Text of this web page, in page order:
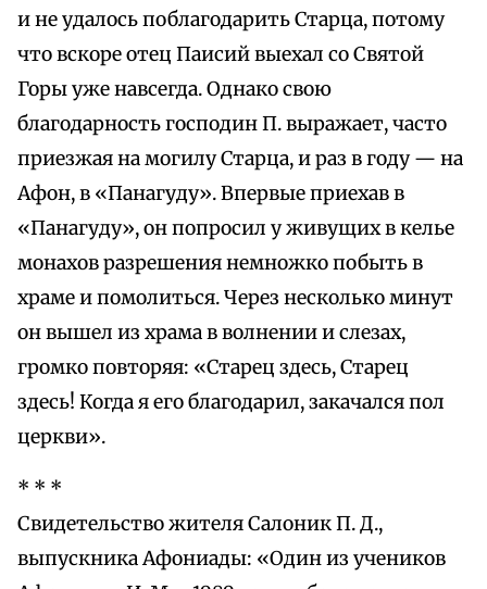
и не удалось поблагодарить Старца, потому
что вскоре отец Паисий выехал со Святой
Горы уже навсегда. Однако свою
благодарность господин П. выражает, часто
приезжая на могилу Старца, и раз в году — на
Афон, в «Панагуду». Впервые приехав в
«Панагуду», он попросил у живущих в келье
монахов разрешения немножко побыть в
храме и помолиться. Через несколько минут
он вышел из храма в волнении и слезах,
громко повторяя: «Старец здесь, Старец
здесь! Когда я его благодарил, закачался пол
церкви».
* * *
Свидетельство жителя Салоник П. Д.,
выпускника Афониады: «Один из учеников